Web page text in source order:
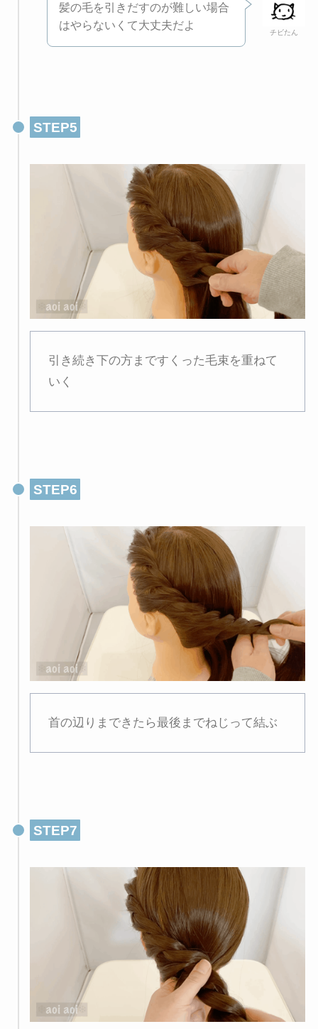
チビたん
髪の毛を引きだすのが難しい場合
はやらないくて大丈夫だよ
STEP5
引き続き下の方まですくった毛束を重ねて
いく
STEP6
首の辺りまできたら最後までねじって結ぶ
STEP7